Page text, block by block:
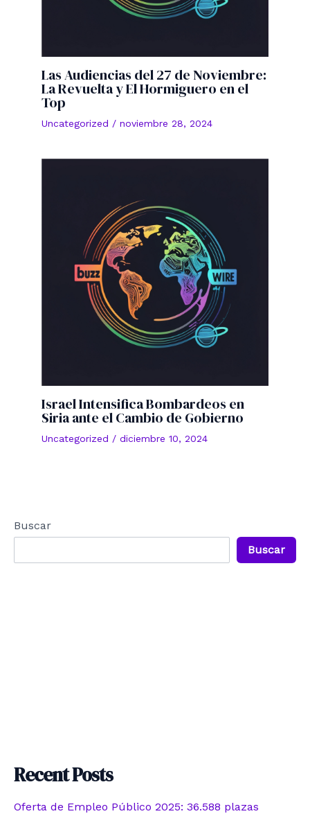
Las Audiencias del 27 de Noviembre:
La Revuelta y El Hormiguero en el
Top
Uncategorized / noviembre 28, 2024
Israel Intensifica Bombardeos en
Siria ante el Cambio de Gobierno
Uncategorized / diciembre 10, 2024
Buscar
Buscar
Recent Posts
Oferta de Empleo Público 2025: 36.588 plazas